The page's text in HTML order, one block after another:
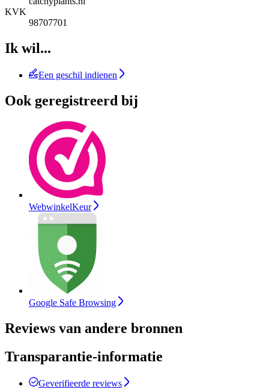
KVK
98707701
Ik wil...
Een geschil indienen
Ook geregistreerd bij
WebwinkelKeur
Google Safe Browsing
Reviews van andere bronnen
Transparantie-informatie
Geverifieerde reviews